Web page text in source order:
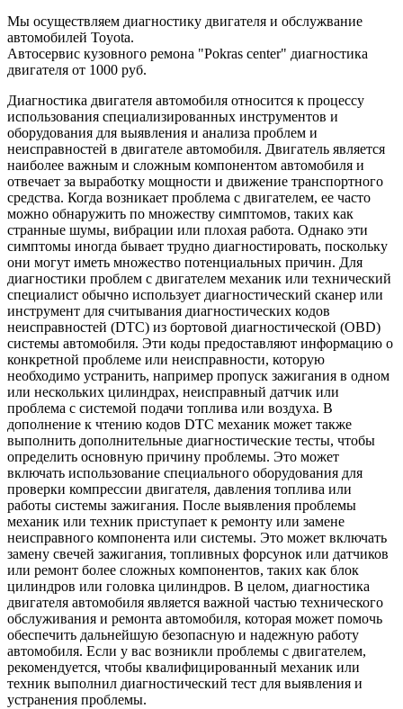
Мы осуществляем диагностику двигателя и обслужвание
автомобилей Toyota.
Автосервис кузовного ремона "Pokras center" диагностика
двигателя от 1000 руб.
Диагностика двигателя автомобиля относится к процессу
использования специализированных инструментов и
оборудования для выявления и анализа проблем и
неисправностей в двигателе автомобиля. Двигатель является
наиболее важным и сложным компонентом автомобиля и
отвечает за выработку мощности и движение транспортного
средства. Когда возникает проблема с двигателем, ее часто
можно обнаружить по множеству симптомов, таких как
странные шумы, вибрации или плохая работа. Однако эти
симптомы иногда бывает трудно диагностировать, поскольку
они могут иметь множество потенциальных причин. Для
диагностики проблем с двигателем механик или технический
специалист обычно использует диагностический сканер или
инструмент для считывания диагностических кодов
неисправностей (DTC) из бортовой диагностической (OBD)
системы автомобиля. Эти коды предоставляют информацию о
конкретной проблеме или неисправности, которую
необходимо устранить, например пропуск зажигания в одном
или нескольких цилиндрах, неисправный датчик или
проблема с системой подачи топлива или воздуха. В
дополнение к чтению кодов DTC механик может также
выполнить дополнительные диагностические тесты, чтобы
определить основную причину проблемы. Это может
включать использование специального оборудования для
проверки компрессии двигателя, давления топлива или
работы системы зажигания. После выявления проблемы
механик или техник приступает к ремонту или замене
неисправного компонента или системы. Это может включать
замену свечей зажигания, топливных форсунок или датчиков
или ремонт более сложных компонентов, таких как блок
цилиндров или головка цилиндров. В целом, диагностика
двигателя автомобиля является важной частью технического
обслуживания и ремонта автомобиля, которая может помочь
обеспечить дальнейшую безопасную и надежную работу
автомобиля. Если у вас возникли проблемы с двигателем,
рекомендуется, чтобы квалифицированный механик или
техник выполнил диагностический тест для выявления и
устранения проблемы.